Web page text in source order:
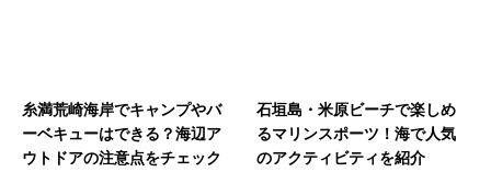
糸満荒崎海岸でキャンプやバ
ーベキューはできる？海辺ア
ウトドアの注意点をチェック
石垣島・米原ビーチで楽しめ
るマリンスポーツ！海で人気
のアクティビティを紹介